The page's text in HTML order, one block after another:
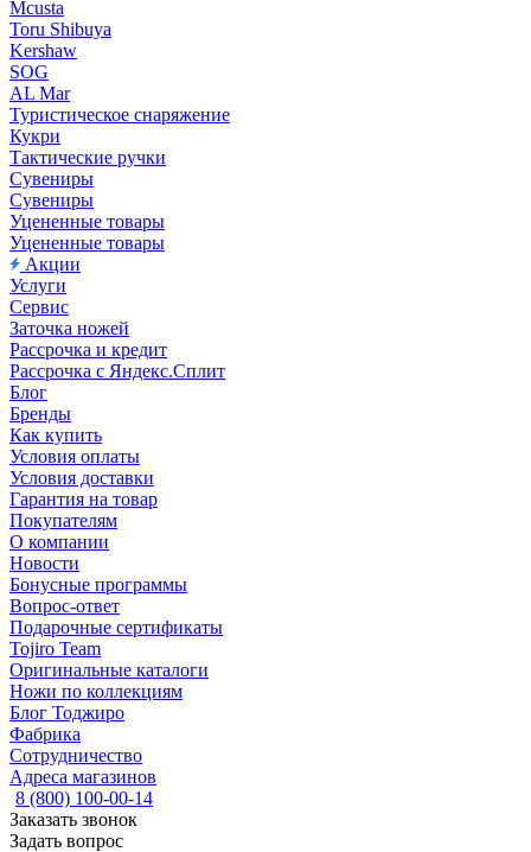
Mcusta
Toru Shibuya
Kershaw
SOG
AL Mar
Туристическое снаряжение
Кукри
Тактические ручки
Сувениры
Сувениры
Уцененные товары
Уцененные товары
Акции
Услуги
Сервис
Заточка ножей
Рассрочка и кредит
Рассрочка с Яндекс.Сплит
Блог
Бренды
Как купить
Условия оплаты
Условия доставки
Гарантия на товар
Покупателям
О компании
Новости
Бонусные программы
Вопрос-ответ
Подарочные сертификаты
Tojiro Team
Оригинальные каталоги
Ножи по коллекциям
Блог Тоджиро
Фабрика
Сотрудничество
Адреса магазинов
8 (800) 100-00-14
Заказать звонок
Задать вопрос